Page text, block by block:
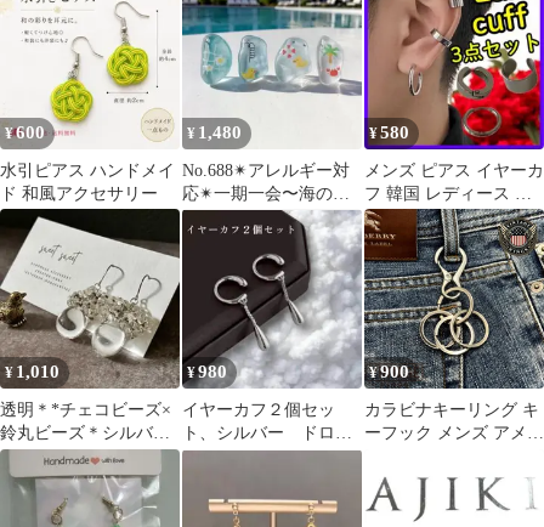
¥600
水引ピアス ハンドメイ
ド 和風アクセサリー
¥ 1,480
No.688✴︎アレルギー対
応✴︎一期一会〜海のか
けら〜ピアス・イヤリ
ング
¥580
メンズ ピアス イヤーカ
フ 韓国 レディース シ
ルバー ユニセックス シ
ンプル
¥ 1,010
透明＊*チェコビーズ×
鈴丸ビーズ＊シルバー
ピアス＊ハンドメイド
¥980
イヤーカフ２個セッ
ト、シルバー ドロッ
プ型
¥900
カラビナキーリング キ
ーフック メンズ アメカ
MK1